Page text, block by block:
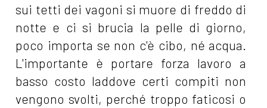
sui tetti dei vagoni si muore di freddo di
notte e ci si brucia la pelle di giorno,
poco importa se non c'è cibo, né acqua.
L'importante è portare forza lavoro a
basso costo laddove certi compiti non
vengono svolti, perché troppo faticosi o